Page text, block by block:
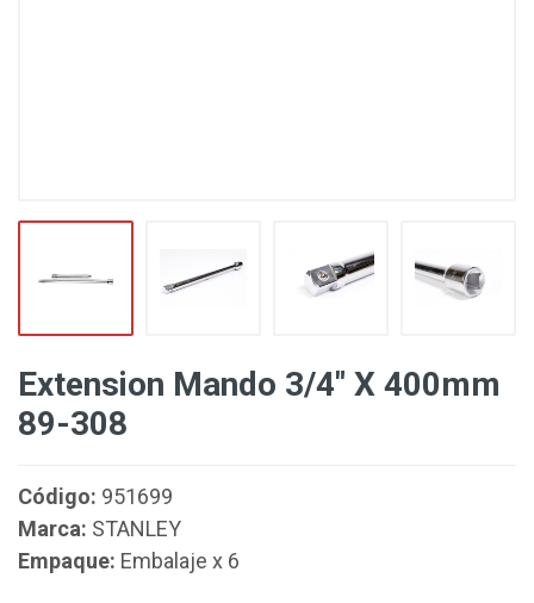
Extension Mando 3/4" X 400mm
89-308
Código: 951699
Marca: STANLEY
Empaque: Embalaje x 6